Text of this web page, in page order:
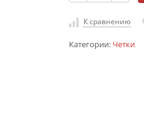
К сравнению
Категории: Четки